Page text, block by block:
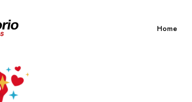
Home